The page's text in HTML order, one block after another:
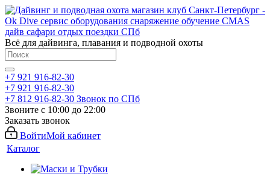
Всё для дайвинга, плавания и подводной охоты
+7 921 916-82-30
+7 921 916-82-30
+7 812 916-82-30 Звонок по СПб
Звоните с 10:00 до 22:00
Заказать звонок
ВойтиМой кабинет
Каталог